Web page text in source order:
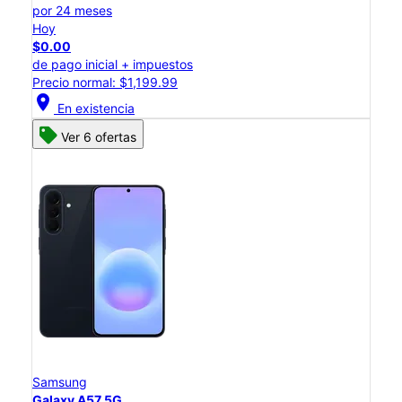
por 24 meses
Hoy
$0.00
de pago inicial + impuestos
Precio normal: $1,199.99
location_on En existencia
Ver 6 ofertas
Samsung